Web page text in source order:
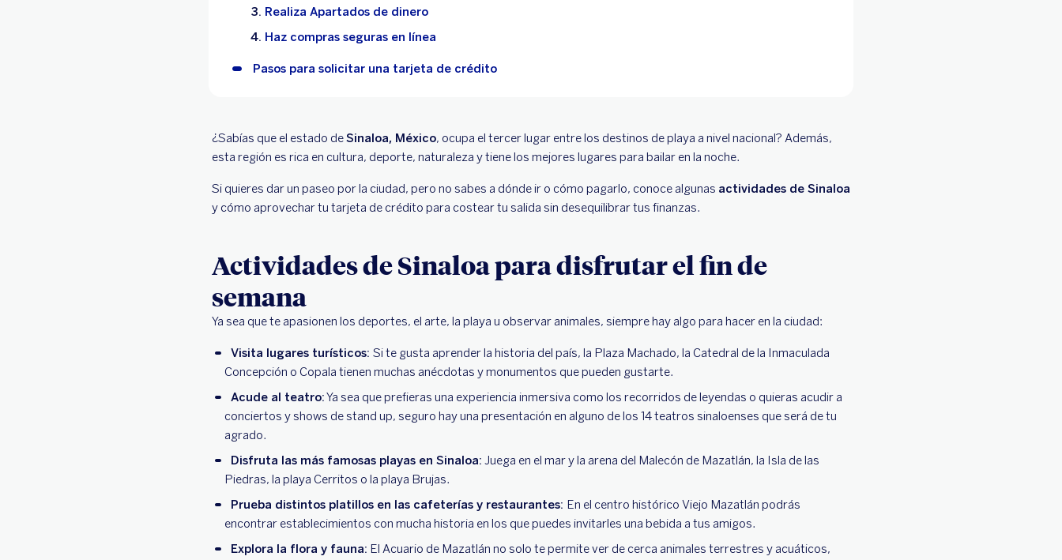
Realiza Apartados de dinero
Haz compras seguras en línea
Pasos para solicitar una tarjeta de crédito
¿Sabías que el estado deSinaloa, México, ocupa el tercer lugar entre los destinos de playa a nivel nacional? Además,
esta región es rica en cultura, deporte, naturaleza y tiene los mejores lugares para bailar en la noche.
Si quieres dar un paseo por la ciudad, pero no sabes a dónde ir o cómo pagarlo, conoce algunas actividades de Sinaloa
y cómo aprovechar tu tarjeta de crédito para costear tu salida sin desequilibrar tus finanzas.
Actividades de Sinaloa para disfrutar el fin de
semana
Ya sea que te apasionen los deportes, el arte, la playa u observar animales, siempre hay algo para hacer en la ciudad:
Visita lugares turísticos: Si te gusta aprender la historia del país, la Plaza Machado, la Catedral de la Inmaculada
Concepción o Copala tienen muchas anécdotas y monumentos que pueden gustarte.
Acude al teatro:Ya sea que prefieras una experiencia inmersiva como los recorridos de leyendas o quieras acudir a
conciertos y shows de stand up, seguro hay una presentación en alguno de los 14 teatros sinaloenses que será de tu
agrado.
Disfruta las más famosas playas en Sinaloa: Juega en el mar y la arena del Malecón de Mazatlán, la Isla de las
Piedras, la playa Cerritos o la playa Brujas.
Prueba distintos platillos en las cafeterías y restaurantes: En el centro histórico Viejo Mazatlán podrás
encontrar establecimientos con mucha historia en los que puedes invitarles una bebida a tus amigos.
Explora la flora y fauna: El Acuario de Mazatlán no solo te permite ver de cerca animales terrestres y acuáticos,